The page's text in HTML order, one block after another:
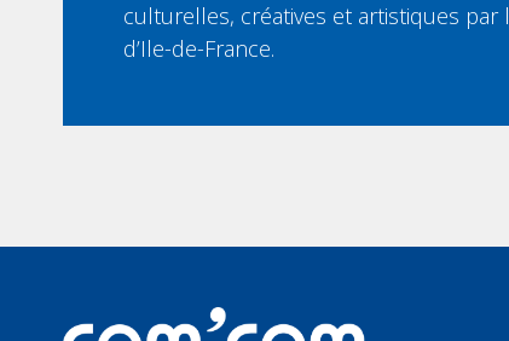
culturelles, créatives et artistiques par
d’Ile-de-France.